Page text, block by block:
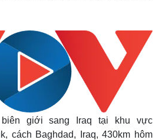
giới sang Iraq tại khu vực
cách Baghdad, Iraq, 430km hôm